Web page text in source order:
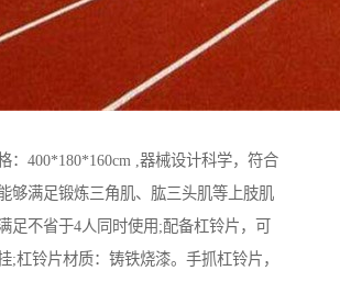
：400*180*160cm ,器械设计科学，符合
够满足锻炼三角肌、肱三头肌等上肢肌
足不省于4人同时使用;配备杠铃片，可
;杠铃片材质：铸铁烧漆。手抓杠铃片，